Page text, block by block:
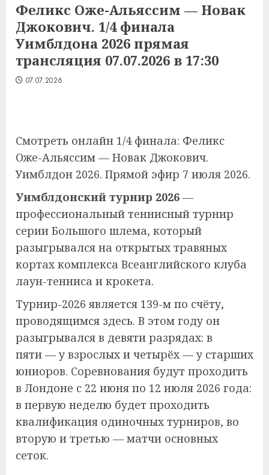
Феликс Оже-Альяссим — Новак
Джокович. 1/4 финала
Уимблдона 2026 прямая
трансляция 07.07.2026 в 17:30
07.07.2026
Смотреть онлайн 1/4 финала: Феликс
Оже-Альяссим — Новак Джокович.
Уимблдон 2026. Прямой эфир 7 июля 2026.
Уимблдонский турнир 2026 —
профессиональный теннисный турнир
серии Большого шлема, который
разыгрывался на открытых травяных
кортах комплекса Всеанглийского клуба
лаун-тенниса и крокета.
Турнир-2026 является 139-м по счёту,
проводящимся здесь. В этом году он
разыгрывался в девяти разрядах: в
пяти — у взрослых и четырёх — у старших
юниоров. Соревнования будут проходить
в Лондоне с 22 июня по 12 июля 2026 года:
в первую неделю будет проходить
квалификация одиночных турниров, во
вторую и третью — матчи основных
сеток.